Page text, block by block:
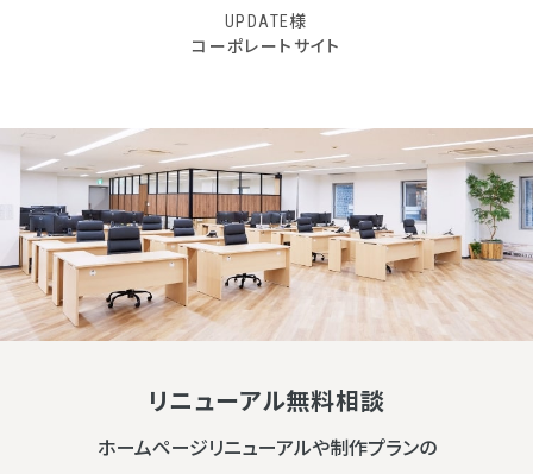
UPDATE様
コーポレートサイト
リニューアル無料相談
ホームページリニューアルや制作プランの